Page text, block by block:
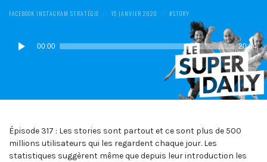
POSTED
FACEBOOK INSTAGRAM STRATÉGIE
POSTED
15 JANVIER 2020
POSTED
STORY
Lecteur
audio
00:00 20:04
Épisode 317 : Les stories sont partout et ce sont plus de 500
millions utilisateurs qui les regardent chaque jour. Les
statistiques suggèrent même que depuis leur introduction les